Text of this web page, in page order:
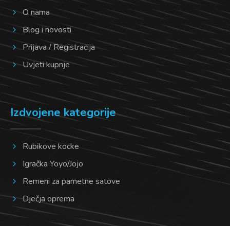
O nama
Blog i novosti
Prijava / Registracija
Uvjeti kupnje
Izdvojene kategorije
Rubikove kocke
Igračka Yoyo/Jojo
Remeni za pametne satove
Dječja oprema